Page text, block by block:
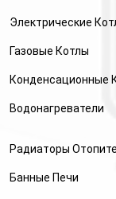
Электрические
Газовые Котлы
Конденсационные
Водонагреватели
Радиаторы
Банные Печи